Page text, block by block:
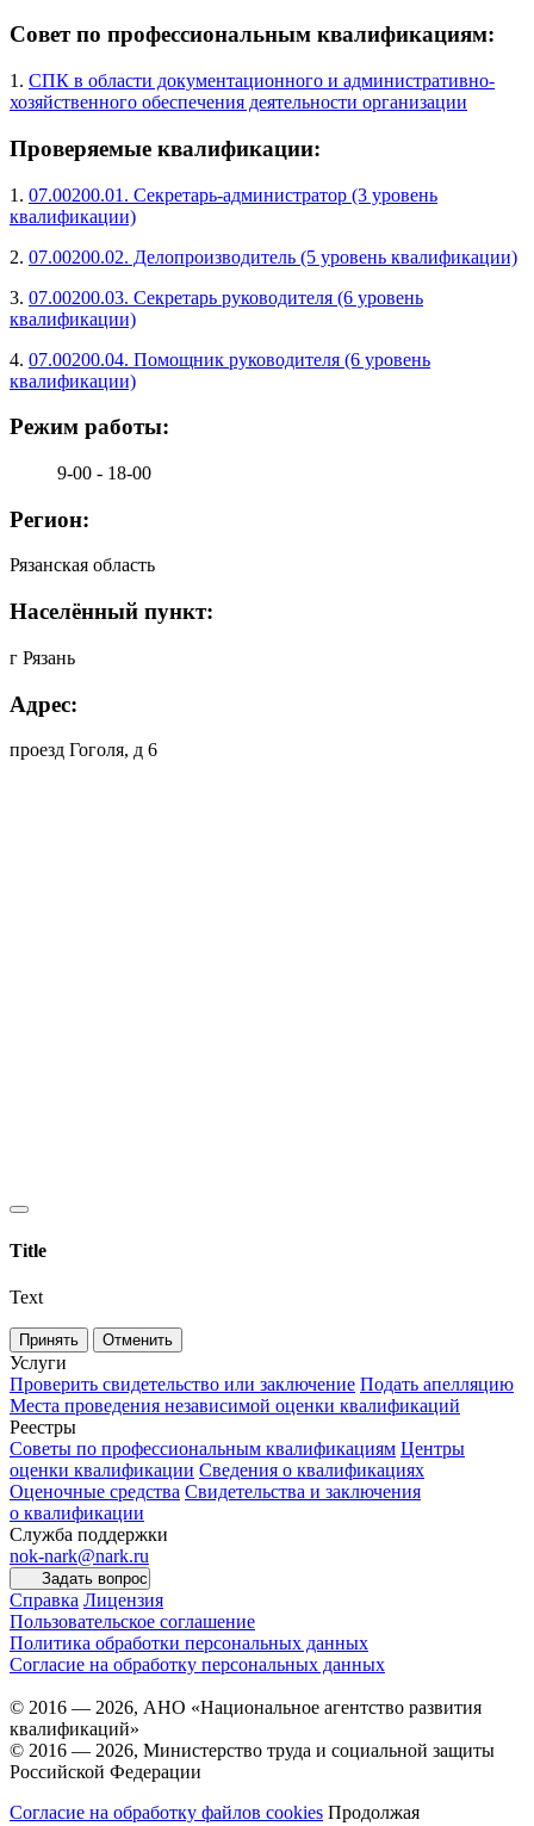
Совет по профессиональным квалификациям:
1. СПК в области документационного и административно-
хозяйственного обеспечения деятельности организации
Проверяемые квалификации:
1. 07.00200.01. Секретарь-администратор (3 уровень
квалификации)
2. 07.00200.02. Делопроизводитель (5 уровень квалификации)
3. 07.00200.03. Секретарь руководителя (6 уровень
квалификации)
4. 07.00200.04. Помощник руководителя (6 уровень
квалификации)
Режим работы:
9-00 - 18-00
Регион:
Рязанская область
Населённый пункт:
г Рязань
Адрес:
проезд Гоголя, д 6
Title
Text
Принять Отменить
Услуги
Проверить свидетельство или заключение Подать апелляцию
Места проведения независимой оценки квалификаций
Реестры
Советы по профессиональным квалификациям Центры
оценки квалификации Сведения о квалификациях
Оценочные средства Свидетельства и заключения
о квалификации
Служба поддержки
nok-nark@nark.ru
Задать вопрос
Справка Лицензия
Пользовательское соглашение
Политика обработки персональных данных
Согласие на обработку персональных данных
© 2016 — 2026, АНО «Национальное агентство развития
квалификаций»
© 2016 — 2026, Министерство труда и социальной защиты
Российской Федерации
Согласие на обработку файлов cookies Продолжая